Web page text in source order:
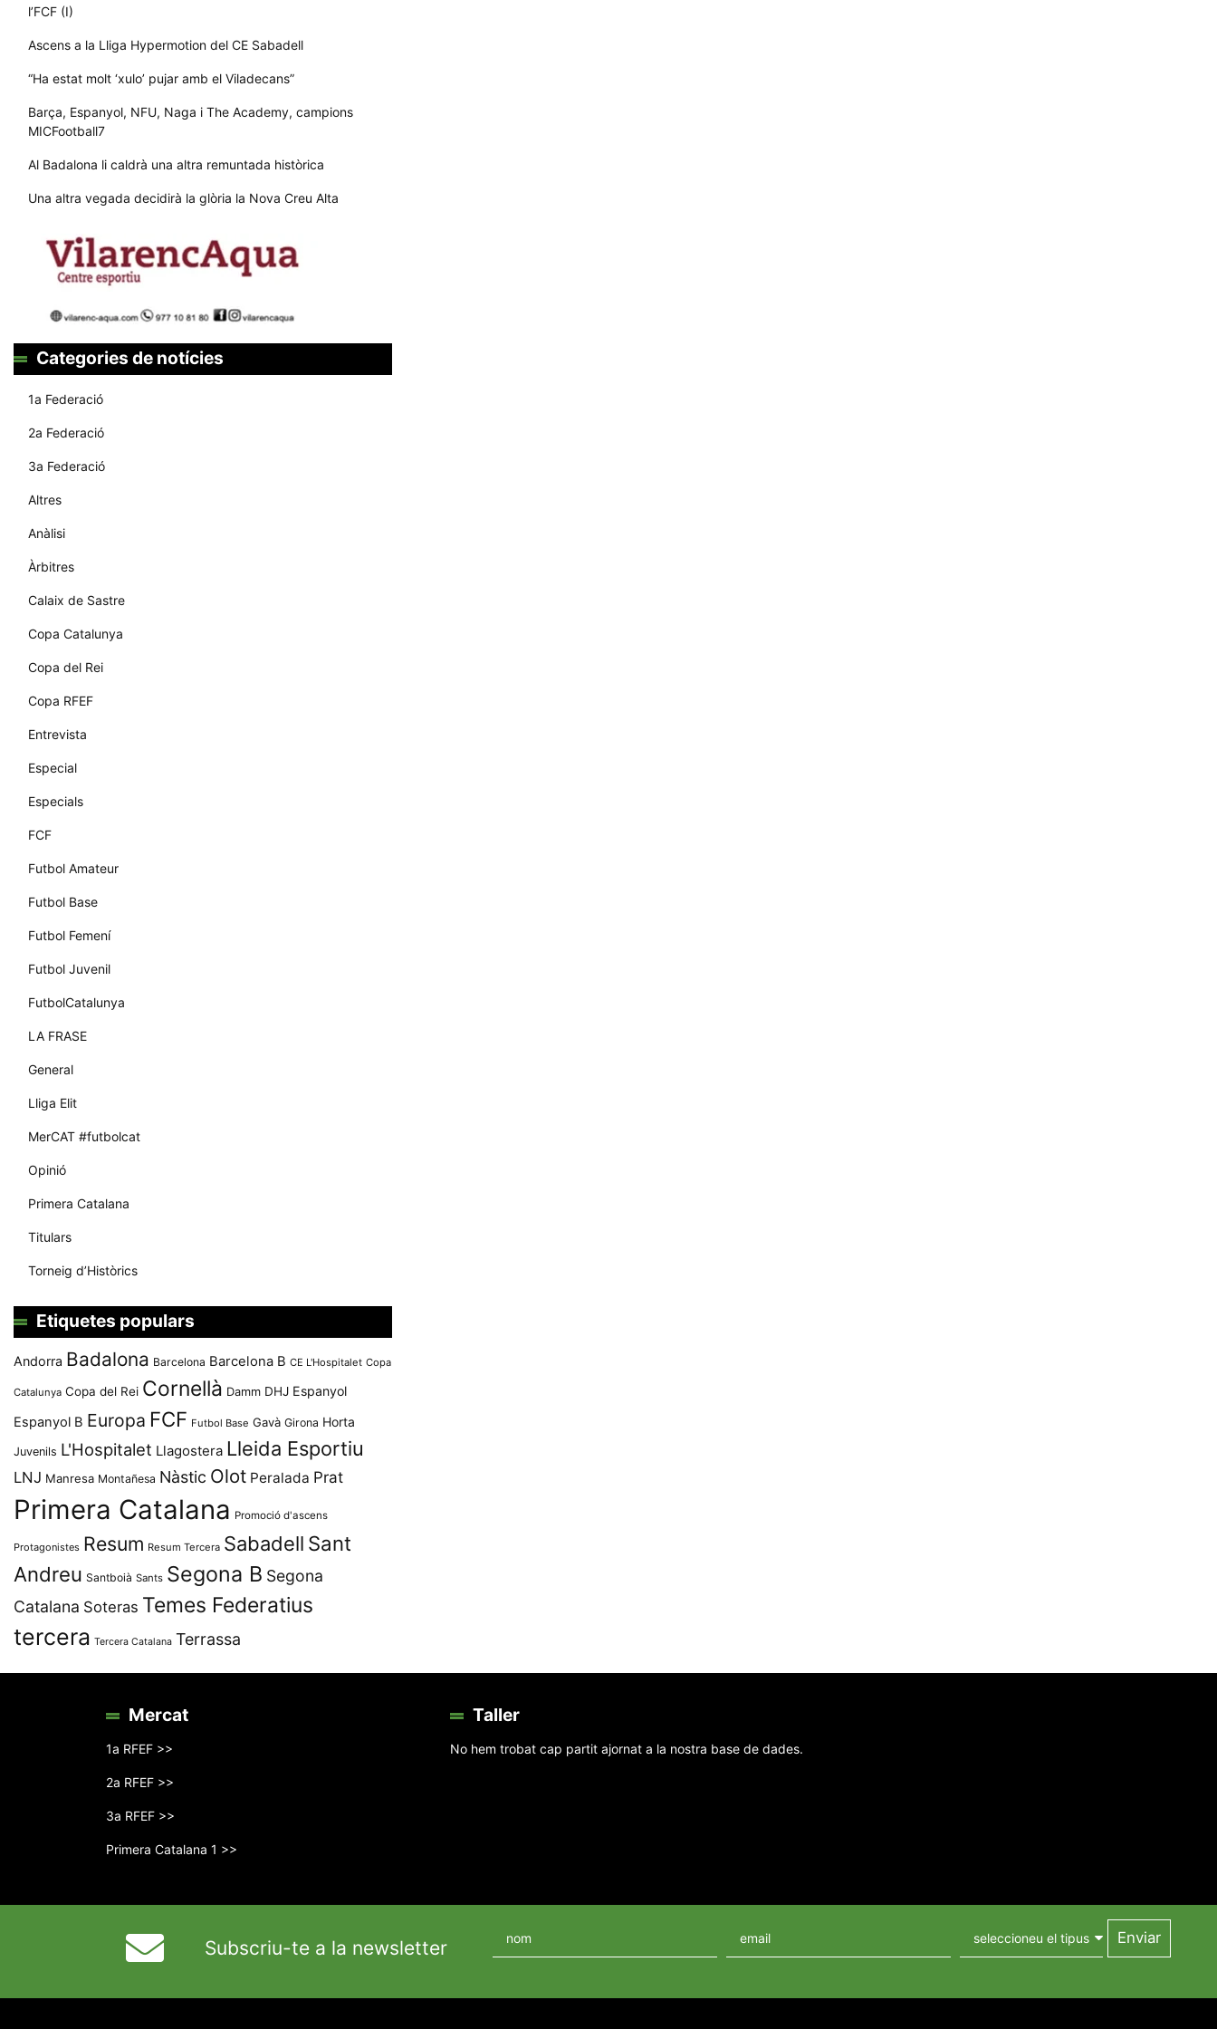
l’FCF (I)
Ascens a la Lliga Hypermotion del CE Sabadell
“Ha estat molt ‘xulo’ pujar amb el Viladecans”
Barça, Espanyol, NFU, Naga i The Academy, campions
MICFootball7
Al Badalona li caldrà una altra remuntada històrica
Una altra vegada decidirà la glòria la Nova Creu Alta
Categories de notícies
1a Federació
2a Federació
3a Federació
Altres
Anàlisi
Àrbitres
Calaix de Sastre
Copa Catalunya
Copa del Rei
Copa RFEF
Entrevista
Especial
Especials
FCF
Futbol Amateur
Futbol Base
Futbol Femení
Futbol Juvenil
FutbolCatalunya
LA FRASE
General
Lliga Elit
MerCAT #futbolcat
Opinió
Primera Catalana
Titulars
Torneig d’Històrics
Etiquetes populars
Andorra Badalona Barcelona Barcelona B CE L'Hospitalet Copa
Catalunya Copa del Rei Cornellà Damm DHJ Espanyol
Espanyol B Europa FCF Futbol Base Gavà Girona Horta
Juvenils L'Hospitalet Llagostera Lleida Esportiu
LNJ Manresa Montañesa Nàstic Olot Peralada Prat
Primera Catalana Promoció d'ascens
Protagonistes Resum Resum Tercera Sabadell Sant
Andreu Santboià Sants Segona B Segona
Catalana Soteras Temes Federatius
tercera Tercera Catalana Terrassa
Mercat
1a RFEF >>
2a RFEF >>
3a RFEF >>
Primera Catalana 1 >>
Taller
No hem trobat cap partit ajornat a la nostra base de dades.
Subscriu-te a la newsletter